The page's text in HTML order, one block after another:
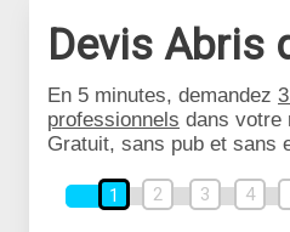
Devis Abris
En 5 minutes, demandez
professionnels dans votre
Gratuit, sans pub et sans
1 2 3 4